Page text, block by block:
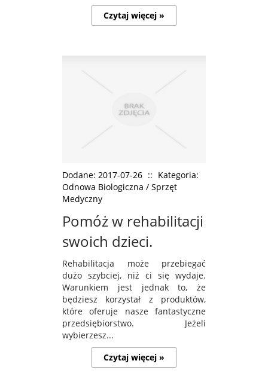
Czytaj więcej »
Dodane: 2017-07-26 :: Kategoria:
Odnowa Biologiczna / Sprzęt
Medyczny
Pomóż w rehabilitacji
swoich dzieci.
Rehabilitacja może przebiegać
dużo szybciej, niż ci się wydaje.
Warunkiem jest jednak to, że
będziesz korzystał z produktów,
które oferuje nasze fantastyczne
przedsiębiorstwo. Jeżeli
wybierzesz...
Czytaj więcej »